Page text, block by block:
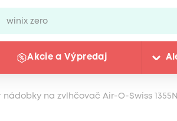
Akcie a Výpredaj
nádobky na zvlhčovač Air-O-Swiss 1355N